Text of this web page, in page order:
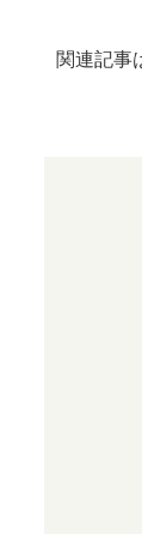
e
関連記事